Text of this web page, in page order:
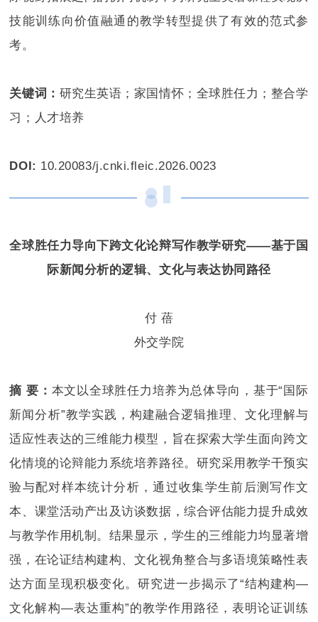
技能训练向价值融通的教学转型提供了有效的范式参
考。
关键词： 研究生英语；家国情怀；全球胜任力；整合学
习；人才培养
DOI: 10.20083/j.cnki.fleic.2026.0023
全球胜任力导向下跨文化论辩写作教学研究——基于国
际新闻分析的逻辑、文化与表达协同路径
付 蓓
外交学院
摘 要： 本文以全球胜任力培养为总体导向，基于“国际
新闻分析”教学实践，构建融合逻辑推理、文化理解与
适应性表达的三维能力模型，旨在探索大学生面向跨文
化情境的论辩能力系统培养路径。研究采用教学干预实
验与配对样本统计分析，通过收集学生前后测写作文
本、课堂活动产出及访谈数据，综合评估能力提升成效
与教学作用机制。结果显示，学生的三维能力均显著增
强，在论证结构建构、文化视角整合与多语境策略性表
达方面呈现积极变化。研究进一步揭示了“结构建构—
文化解构—表达重构”的教学作用路径，表明论证训练